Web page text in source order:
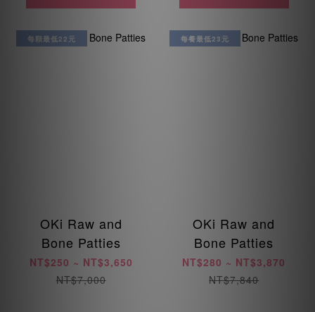
每顆最低22元
OKi Raw and
Bone Patties
NT$250 ~ NT$3,650
NT$7,000
每餐最低23元
OKi Raw and
Bone Patties
NT$280 ~ NT$3,870
NT$7,840